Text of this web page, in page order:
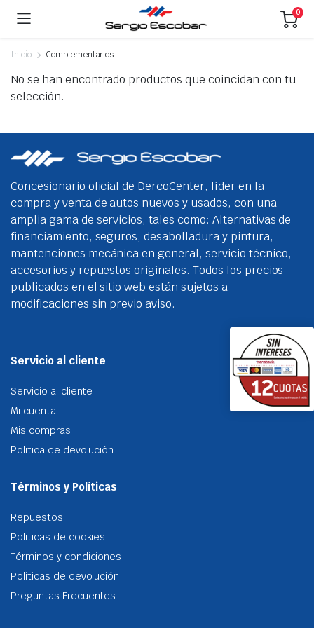
0
Inicio Complementarios
No se han encontrado productos que coincidan con tu
selección.
Concesionario oficial de DercoCenter, líder en la
compra y venta de autos nuevos y usados, con una
amplia gama de servicios, tales como: Alternativas de
financiamiento, seguros, desabolladura y pintura,
mantenciones mecánica en general, servicio técnico,
accesorios y repuestos originales. Todos los precios
publicados en el sitio web están sujetos a
modificaciones sin previo aviso.
Servicio al cliente
Servicio al cliente
Mi cuenta
Mis compras
Politica de devolución
Términos y Políticas
Repuestos
Politicas de cookies
Términos y condiciones
Politicas de devolución
Preguntas Frecuentes